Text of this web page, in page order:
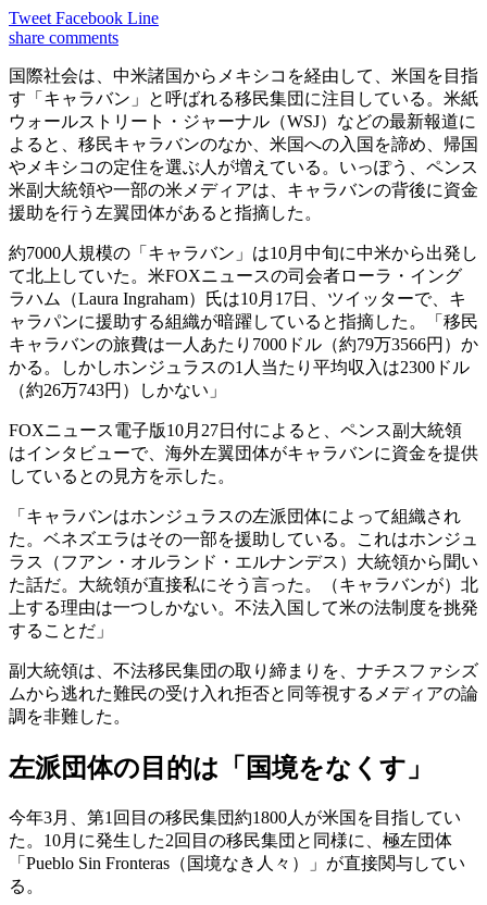
Tweet Facebook Line
share comments
国際社会は、中米諸国からメキシコを経由して、米国を目指
す「キャラバン」と呼ばれる移民集団に注目している。米紙
ウォールストリート・ジャーナル（WSJ）などの最新報道に
よると、移民キャラバンのなか、米国への入国を諦め、帰国
やメキシコの定住を選ぶ人が増えている。いっぽう、ペンス
米副大統領や一部の米メディアは、キャラバンの背後に資金
援助を行う左翼団体があると指摘した。
約7000人規模の「キャラバン」は10月中旬に中米から出発し
て北上していた。米FOXニュースの司会者ローラ・イング
ラハム（Laura Ingraham）氏は10月17日、ツイッターで、キ
ャラパンに援助する組織が暗躍していると指摘した。「移民
キャラバンの旅費は一人あたり7000ドル（約79万3566円）か
かる。しかしホンジュラスの1人当たり平均収入は2300ドル
（約26万743円）しかない」
FOXニュース電子版10月27日付によると、ペンス副大統領
はインタビューで、海外左翼団体がキャラバンに資金を提供
しているとの見方を示した。
「キャラバンはホンジュラスの左派団体によって組織され
た。ベネズエラはその一部を援助している。これはホンジュ
ラス（フアン・オルランド・エルナンデス）大統領から聞い
た話だ。大統領が直接私にそう言った。（キャラバンが）北
上する理由は一つしかない。不法入国して米の法制度を挑発
することだ」
副大統領は、不法移民集団の取り締まりを、ナチスファシズ
ムから逃れた難民の受け入れ拒否と同等視するメディアの論
調を非難した。
左派団体の目的は「国境をなくす」
今年3月、第1回目の移民集団約1800人が米国を目指してい
た。10月に発生した2回目の移民集団と同様に、極左団体
「Pueblo Sin Fronteras（国境なき人々）」が直接関与してい
る。